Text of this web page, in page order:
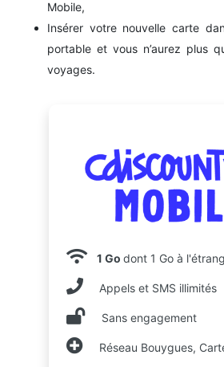
Mobile,
Insérer votre nouvelle carte
portable et vous n’aurez plus
voyages.
1 Go dont 1 Go à
Appels et SMS illimités
Sans engagement
Réseau Bouygues,